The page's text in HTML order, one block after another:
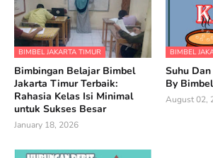
BIMBEL JAKARTA TIMUR
Bimbingan Belajar Bimbel
Jakarta Timur Terbaik:
Rahasia Kelas Isi Minimal
untuk Sukses Besar
January 18, 2026
BIMBEL
Suhu
By
August 02,